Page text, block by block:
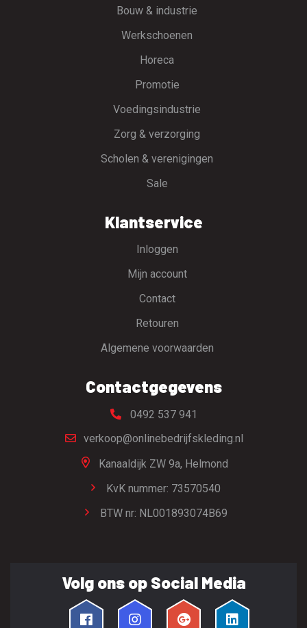
Bouw & industrie
Werkschoenen
Horeca
Promotie
Voedingsindustrie
Zorg & verzorging
Scholen & verenigingen
Sale
Klantservice
Inloggen
Mijn account
Contact
Retouren
Algemene voorwaarden
Contactgegevens
0492 537 941
verkoop@onlinebedrijfskleding.nl
Kanaaldijk ZW 9a, Helmond
KvK nummer: 73570540
BTW nr: NL001893074B69
Volg ons op Social Media